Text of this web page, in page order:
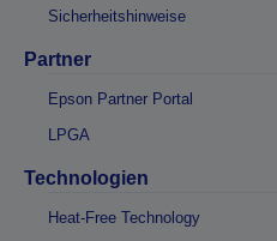
Sicherheitshinweise
Partner
Epson Partner Portal
LPGA
Technologien
Heat-Free Technology